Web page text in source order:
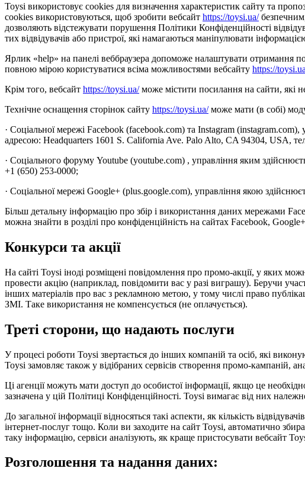
Toysi використовує cookies для визначення характеристик сайту та
cookies використовуються, щоб зробити вебсайт https://toysi.ua/
дозволяють відстежувати порушення Політики Конфіденційності
тих відвідувачів або пристрої, які намагаються маніпулювати
Ярлик «help» на панелі веббраузера допоможе налаштувати отримання
повною мірою користуватися всіма можливостями вебсайту https://
Крім того, вебсайт https://toysi.ua/може містити посилання на сайти, які
Технічне оснащення сторінок сайту https://toysi.ua/може мати (в собі)
· Соціальної мережі Facebook (facebook.com) та Instagram
адресою: Headquarters 1601 S. California Ave. Palo Alto, CA 94304, USA,
· Соціального форуму Youtube (youtube.com) , управління яким
+1 (650) 253-0000;
· Соціальної мережі Google+ (plus.google.com), управління якою
Більш детальну інформацію про збір і використання даних мережами
можна знайти в розділі про конфіденційність на сайтах Facebook,
Конкурси та акції
На сайті Toysi іноді розміщені повідомлення про промо-акції, у яких
провести акцію (наприклад, повідомити вас у разі виграшу). Беручи
інших матеріалів про вас з рекламною метою, у тому числі право
ЗМІ. Таке використання не компенсується (не оплачується).
Треті сторони, що надають послуги
У процесі роботи Toysi звертається до інших компаній та осіб, які
Toysi замовляє також у відібраних сервісів створення промо-кампаній,
Ці агенції можуть мати доступ до особистої інформації, якщо це
зазначена у цій Політиці Конфіденційності. Toysi вимагає від них
До загальної інформації відносяться такі аспекти, як кількість
інтернет-послуг тощо. Коли ви заходите на сайт Toysi, автоматично
таку інформацію, сервіси аналізують, як краще пристосувати вебсайт
Розголошення та надання даних: